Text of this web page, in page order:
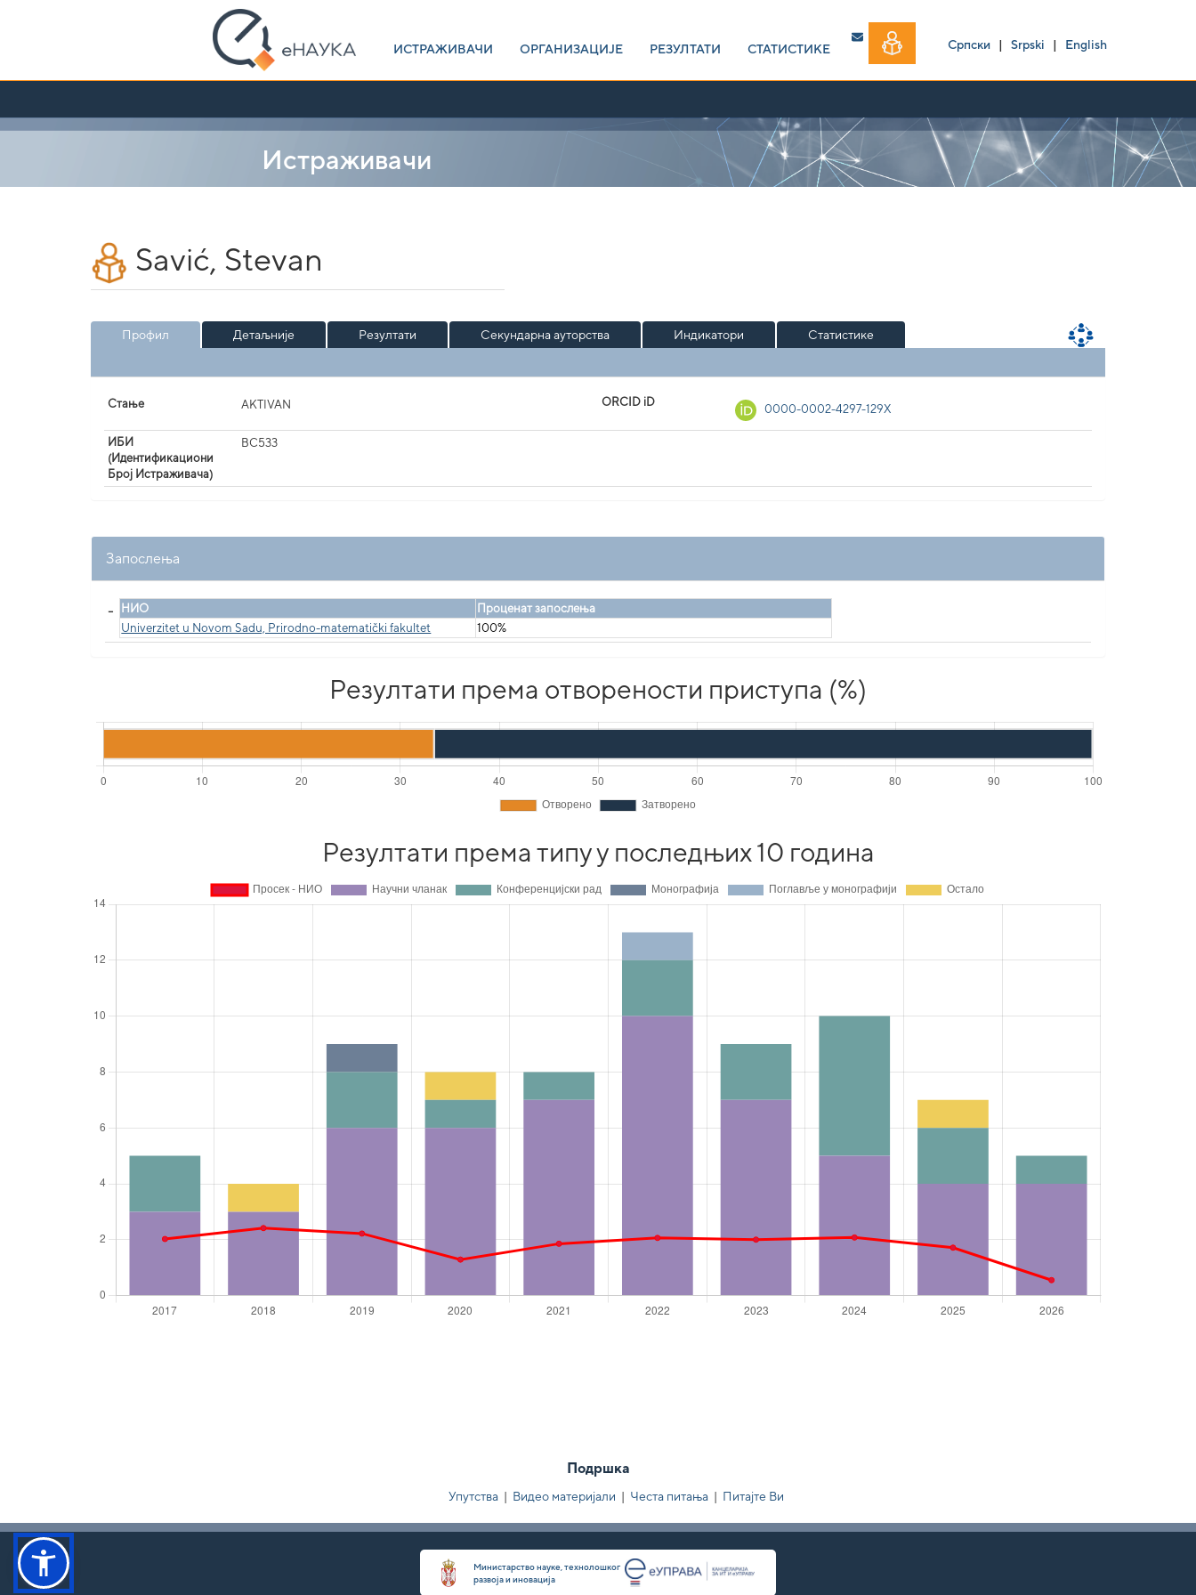
ИСТРАЖИВАЧИ
ОРГАНИЗАЦИЈЕ РЕЗУЛТАТИ СТАТИСТИКЕ Српски |Srpski | English
Истраживачи
Savić, Stevan
Профил Детаљније Резултати Секундарна ауторства Индикатори Статистике
Стање AKTIVAN ORCID iD
0000-0002-4297-129X
ИБИ
(Идентификациони
Број Истраживача)
BC533
Запослења
НИО
Проценат запослења
Univerzitet u Novom Sadu, Prirodno-matematički fakultet
100%
Резултати према отворености приступа (%)
Резултати према типу у последњих 10 година
Подршка
Упутства | Видео материјали | Честа питања | Питајте Ви
Министарство науке, технолошког
развоја и иновација